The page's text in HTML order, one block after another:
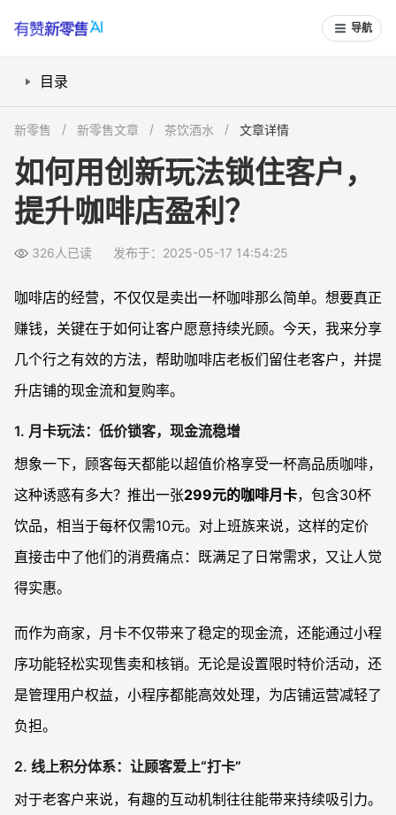
导航
目录
3. 会员权益：增强客户粘性，减少流失
4. 用小程序自动化运营，让管理更省心
新零售 新零售文章 茶饮酒水 文章详情
如何用创新玩法锁住客户，
提升咖啡店盈利？
326人已读 发布于：2025-05-17 14:54:25
咖啡店的经营，不仅仅是卖出一杯咖啡那么简单。想要真正
赚钱，关键在于如何让客户愿意持续光顾。今天，我来分享
几个行之有效的方法，帮助咖啡店老板们留住老客户，并提
升店铺的现金流和复购率。
1. 月卡玩法：低价锁客，现金流稳增
想象一下，顾客每天都能以超值价格享受一杯高品质咖啡，
这种诱惑有多大？推出一张299元的咖啡月卡，包含30杯
饮品，相当于每杯仅需10元。对上班族来说，这样的定价
直接击中了他们的消费痛点：既满足了日常需求，又让人觉
得实惠。
而作为商家，月卡不仅带来了稳定的现金流，还能通过小程
序功能轻松实现售卖和核销。无论是设置限时特价活动，还
是管理用户权益，小程序都能高效处理，为店铺运营减轻了
负担。
2. 线上积分体系：让顾客爱上“打卡”
对于老客户来说，有趣的互动机制往往能带来持续吸引力。